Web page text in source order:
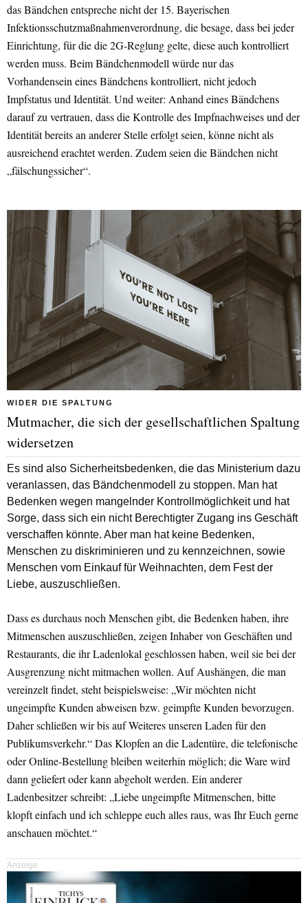
das Bändchen entspreche nicht der 15. Bayerischen
Infektionsschutzmaßnahmenverordnung, die besage, dass bei jeder
Einrichtung, für die die 2G-Reglung gelte, diese auch kontrolliert
werden muss. Beim Bändchenmodell würde nur das
Vorhandensein eines Bändchens kontrolliert, nicht jedoch
Impfstatus und Identität. Und weiter: Anhand eines Bändchens
darauf zu vertrauen, dass die Kontrolle des Impfnachweises und der
Identität bereits an anderer Stelle erfolgt seien, könne nicht als
ausreichend erachtet werden. Zudem seien die Bändchen nicht
„fälschungssicher“.
WIDER DIE SPALTUNG
Mutmacher, die sich der gesellschaftlichen Spaltung
widersetzen
Es sind also Sicherheitsbedenken, die das Ministerium dazu
veranlassen, das Bändchenmodell zu stoppen. Man hat
Bedenken wegen mangelnder Kontrollmöglichkeit und hat
Sorge, dass sich ein nicht Berechtigter Zugang ins Geschäft
verschaffen könnte. Aber man hat keine Bedenken,
Menschen zu diskriminieren und zu kennzeichnen, sowie
Menschen vom Einkauf für Weihnachten, dem Fest der
Liebe, auszuschließen.
Dass es durchaus noch Menschen gibt, die Bedenken haben, ihre
Mitmenschen auszuschließen, zeigen Inhaber von Geschäften und
Restaurants, die ihr Ladenlokal geschlossen haben, weil sie bei der
Ausgrenzung nicht mitmachen wollen. Auf Aushängen, die man
vereinzelt findet, steht beispielsweise: „Wir möchten nicht
ungeimpfte Kunden abweisen bzw. geimpfte Kunden bevorzugen.
Daher schließen wir bis auf Weiteres unseren Laden für den
Publikumsverkehr.“ Das Klopfen an die Ladentüre, die telefonische
oder Online-Bestellung bleiben weiterhin möglich; die Ware wird
dann geliefert oder kann abgeholt werden. Ein anderer
Ladenbesitzer schreibt: „Liebe ungeimpfte Mitmenschen, bitte
klopft einfach und ich schleppe euch alles raus, was Ihr Euch gerne
anschauen möchtet.“
Anzeige